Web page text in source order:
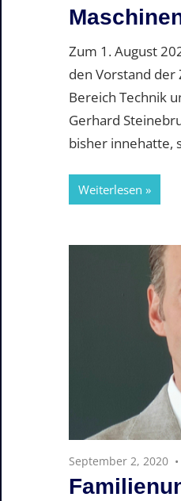
Zum 1. August
den Vorstand der
Bereich Technik
Gerhard
bisher innehatte,
Weiterlesen
September 2, 2020